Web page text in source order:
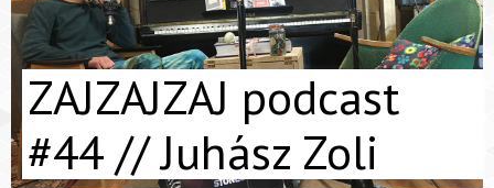
ZAJZAJZAJ podcast
#44 // Juhász Zoli